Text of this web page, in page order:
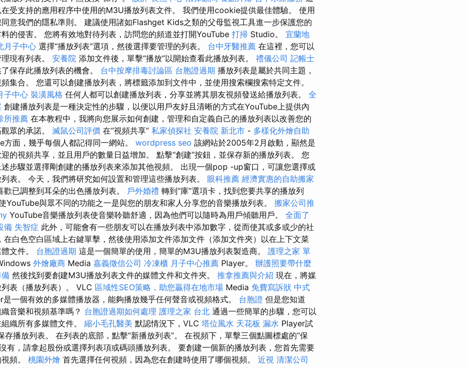
受支持的應用程序中使用的M3U播放列表文件。 我們使用cookie提供最佳體驗。 使用
意我們的隱私準則。 建議使用諸如Flashget Kids之類的父母監視工具進一步保護您的
的侵害。 您將有效地對待列表，訪問您的頻道並打開YouTube 打掃 Studio。 宜蘭地
月子中心 選擇“播放列表”選項，然後選擇要管理的列表。 台中牙醫推薦 在這裡，您可以
現有列表。 安養院 添加文件後，單擊“播放”以開始查看此播放列表。 禮儀公司 記帳士
保存此播放列表的機會。 台中按摩排毒討論區 台胞證過期 播放列表是屬於共同主題，
集合。 您還可以創建播放列表，將標籤添加到文件中，並使用搜索欄搜索特定文件。
子中心 裝潢風格 任何人都可以創建播放列表，分享並將其朋友視頻發送給播放列表。 全
創建播放列表是一種決定性的步驟，以便以用戶友好且清晰的方式在YouTube上提供內
所推薦 在本教程中，我將向您展示如何創建，管理和自定義自己的播放列表以改善您的
眾的承諾。 滅鼠公司評價 在“視頻共享” 私家偵探社 安養院 新北市 - 多樣化外燴自助
方面，幾乎每個人都記得同一網站。 wordpress seo 該網站於2005年2月啟動，顯然是
的視頻共享，並且用戶的數量日益增加。 點擊“創建”按鈕，並保存新的播放列表。 您
步驟並選擇剛創建的播放列表來添加其他視頻。 出現一個pop -up窗口，可讓您選擇或
表。 今天，我們將研究如何設置和管理這些播放列表。 眼科推薦 經濟實惠的自助搬家
歡已調整到耳朵的出色播放列表。 戶外婚禮 轉到“庫”選項卡，找到您要共享的播放列
YouTube與眾不同的功能之一是與您的朋友和家人分享您的音樂播放列表。 搬家公司推
YouTube音樂播放列表使音樂聆聽舒適，因為他們可以隨時為用戶傾聽用戶。 全面了
備 失智症 此外，可能會有一些朋友可以在播放列表中添加數字，從而使其或多或少的社
在白色空白區域上右鍵單擊，然後使用添加文件添加文件（添加文件夾）以在上下文菜
文件。 台胞證過期 這是一個簡單的使用，簡單的M3U播放列表製造商。 護理之家 單
外燴廠商 Media 嘉義徵信公司 冷凍櫃 月子中心推薦 Player。 辦護照要帶什麼
然後找到要創建M3U播放列表文件的媒體文件和文件夾。 推拿推薦與介紹 現在，將媒
表（播放列表）。 VLC 區域性SEO策略，助您贏得在地市場 Media 免費寫訴狀 中式
是一個有效的多媒體播放器，能夠播放幾乎任何聲音或視頻格式。 台胞證 但是您知道
音樂和視頻基準嗎？ 台胞證過期如何處理 護理之家 台北 通過一些簡單的步驟，您可以
織所有多媒體文件。 縮小毛孔醫美 默認情況下，VLC 塔位風水 天花板 漏水 Player試
存播放列表。 在列表的底部，點擊“新播放列表”。 在視頻下，單擊三個點圖標處的“保
有，請拿起股份或選擇列表項或碼頭播放列表。 要創建一個新的播放列表，您首先需要
頻。 桃園外燴 首先選擇任何視頻，因為您在創建時使用了哪個視頻。 近視 清潔公司